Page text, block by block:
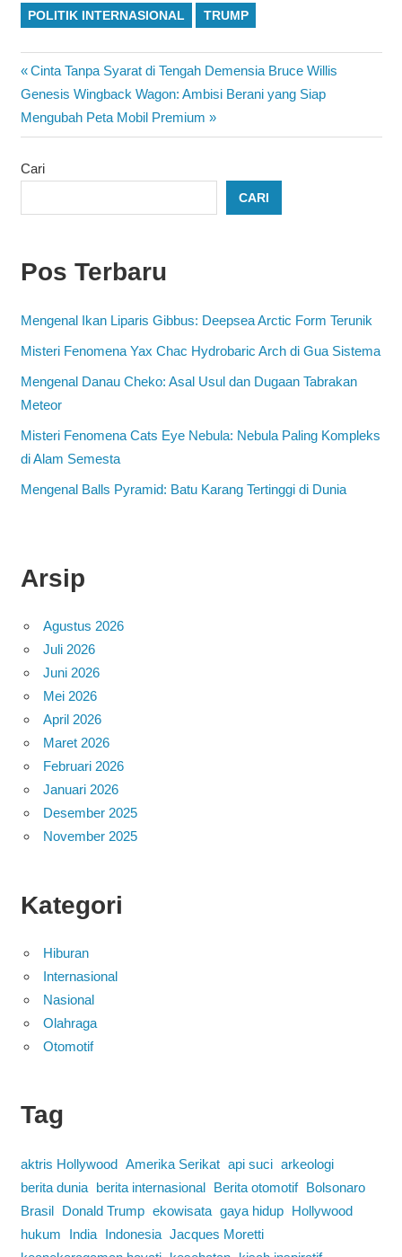
POLITIK INTERNASIONAL TRUMP
Navigasi
pos
Previous
Post:
Cinta Tanpa Syarat di Tengah Demensia Bruce Willis
Next
Post:
Genesis Wingback Wagon: Ambisi Berani yang Siap
Mengubah Peta Mobil Premium
Cari
CARI
Pos Terbaru
Mengenal Ikan Liparis Gibbus: Deepsea Arctic Form Terunik
Misteri Fenomena Yax Chac Hydrobaric Arch di Gua Sistema
Mengenal Danau Cheko: Asal Usul dan Dugaan Tabrakan
Meteor
Misteri Fenomena Cats Eye Nebula: Nebula Paling Kompleks
di Alam Semesta
Mengenal Balls Pyramid: Batu Karang Tertinggi di Dunia
Arsip
Agustus 2026
Juli 2026
Juni 2026
Mei 2026
April 2026
Maret 2026
Februari 2026
Januari 2026
Desember 2025
November 2025
Kategori
Hiburan
Internasional
Nasional
Olahraga
Otomotif
Tag
aktris Hollywood Amerika Serikat api suci arkeologi
berita dunia
berita internasional Berita otomotif
Bolsonaro
Brasil
Donald Trump ekowisata gaya hidup
Hollywood
hukum
India Indonesia Jacques Moretti